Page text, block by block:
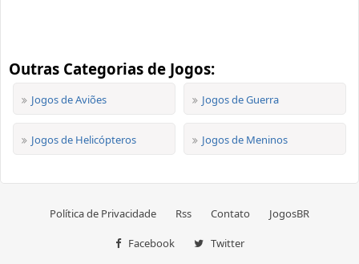
Outras Categorias de Jogos:
Jogos de Aviões Jogos de Guerra
Jogos de Helicópteros Jogos de Meninos
Política de Privacidade Rss Contato JogosBR
Facebook Twitter